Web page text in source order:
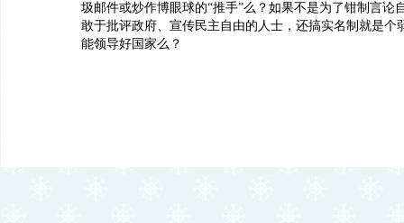
圾邮件或炒作博眼球的“推手”么？如果不是为了钳制言论
敢于批评政府、宣传民主自由的人士，还搞实名制就是个
能领导好国家么？